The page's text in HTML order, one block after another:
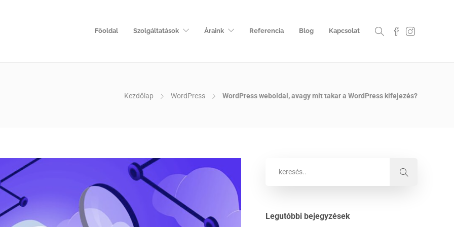
Főoldal Szolgáltatások Áraink Referencia Blog Kapcsolat
Kezdőlap WordPress WordPress weboldal, avagy mit takar a WordPress kifejezés?
Legutóbbi bejegyzések